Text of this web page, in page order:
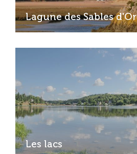
Lagune des Sables d'Or
Les lacs